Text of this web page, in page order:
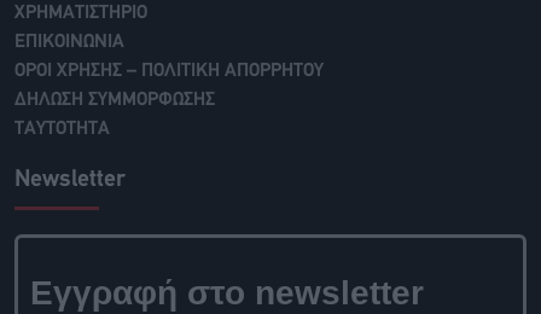
ΧΡΗΜΑΤΙΣΤΗΡΙΟ
ΕΠΙΚΟΙΝΩΝΙΑ
ΟΡΟΙ ΧΡΗΣΗΣ – ΠΟΛΙΤΙΚΗ ΑΠΟΡΡΗΤΟΥ
ΔΗΛΩΣΗ ΣΥΜΜΟΡΦΩΣΗΣ
ΤΑΥΤΟΤΗΤΑ
Newsletter
Εγγραφή στο newsletter